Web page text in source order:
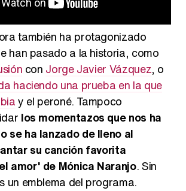
también ha protagonizado
han pasado a la historia, como
con Jorge Javier Vázquez, o
haciendo una prueba en la que
y el peroné. Tampoco
los momentazos que nos ha
se ha lanzado de lleno al
su canción favorita
amor' de Mónica Naranjo. Sin
un emblema del programa.